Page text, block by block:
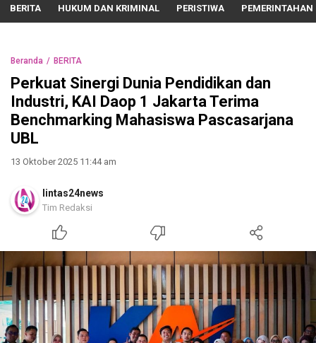
BERITA HUKUM DAN KRIMINAL PERISTIWA PEMERINTAHAN
Beranda BERITA
Perkuat Sinergi Dunia Pendidikan dan
Industri, KAI Daop 1 Jakarta Terima
Benchmarking Mahasiswa Pascasarjana
UBL
13 Oktober 2025 11:44 am
lintas24news
Tim Redaksi